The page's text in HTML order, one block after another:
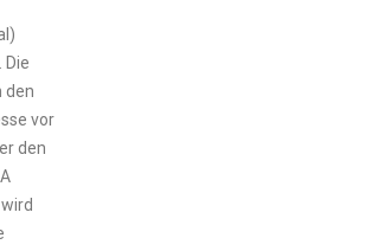
Die
den
vor
den